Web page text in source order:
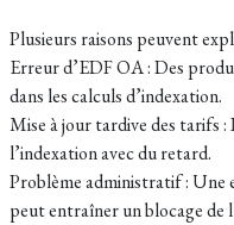
Plusieurs raisons peuvent
Erreur d’EDF OA : Des
dans les calculs d’indexation.
Mise à jour tardive des tarifs
l’indexation avec du retard.
Problème administratif : Une
peut entraîner un blocage de